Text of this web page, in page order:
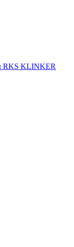
RKS KLINKER